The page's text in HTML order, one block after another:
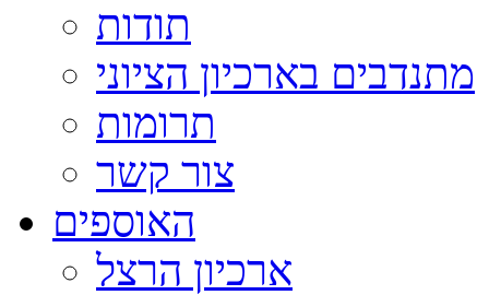
תודות
מתנדבים בארכיון הציוני
תרומות
צור קשר
האוספים
ארכיון הרצל